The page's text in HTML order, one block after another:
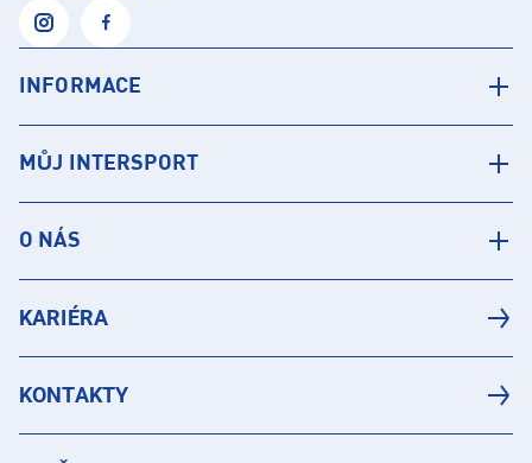
INFORMACE
MŮJ INTERSPORT
O NÁS
KARIÉRA
KONTAKTY